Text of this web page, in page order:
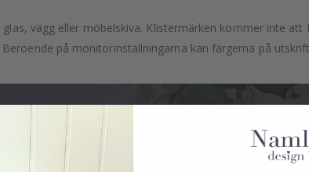
vägg eller möbelskiva. Klistermärken kommer inte
på monitorinställningarna kan färgerna på